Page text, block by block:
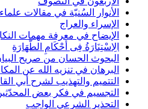
الأنوار السُنيّة في مقالات
الإسراء والعراج
الإيضاح في معرفة مهمات
الِاسْتِنَارَةُ فِى أَحْكَامِ الطَّهَارَةِ
البحوث الحسان من صريح
البرهان في تنزيه الله عن
التتميم والتهذيب لشرح أبي
التجسيم في فكر بعض
التحذير الشرعي الواجب